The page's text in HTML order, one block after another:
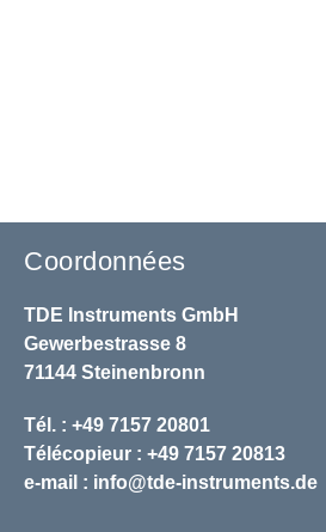
Coordonnées
TDE Instruments GmbH
Gewerbestrasse 8
71144 Steinenbronn
Tél. : +49 7157 20801
Télécopieur : +49 7157 20813
e-mail : info@tde-instruments.de